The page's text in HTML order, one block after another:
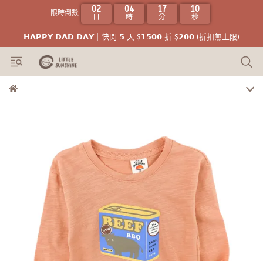
限時倒數 02
日
04
時
17
分
10
秒
𝗛𝗔𝗣𝗣𝗬 𝗗𝗔𝗗 𝗗𝗔𝗬｜快閃 𝟱 天 $𝟭𝟱𝟬𝟬 折 $𝟮𝟬𝟬 (折扣無上限)